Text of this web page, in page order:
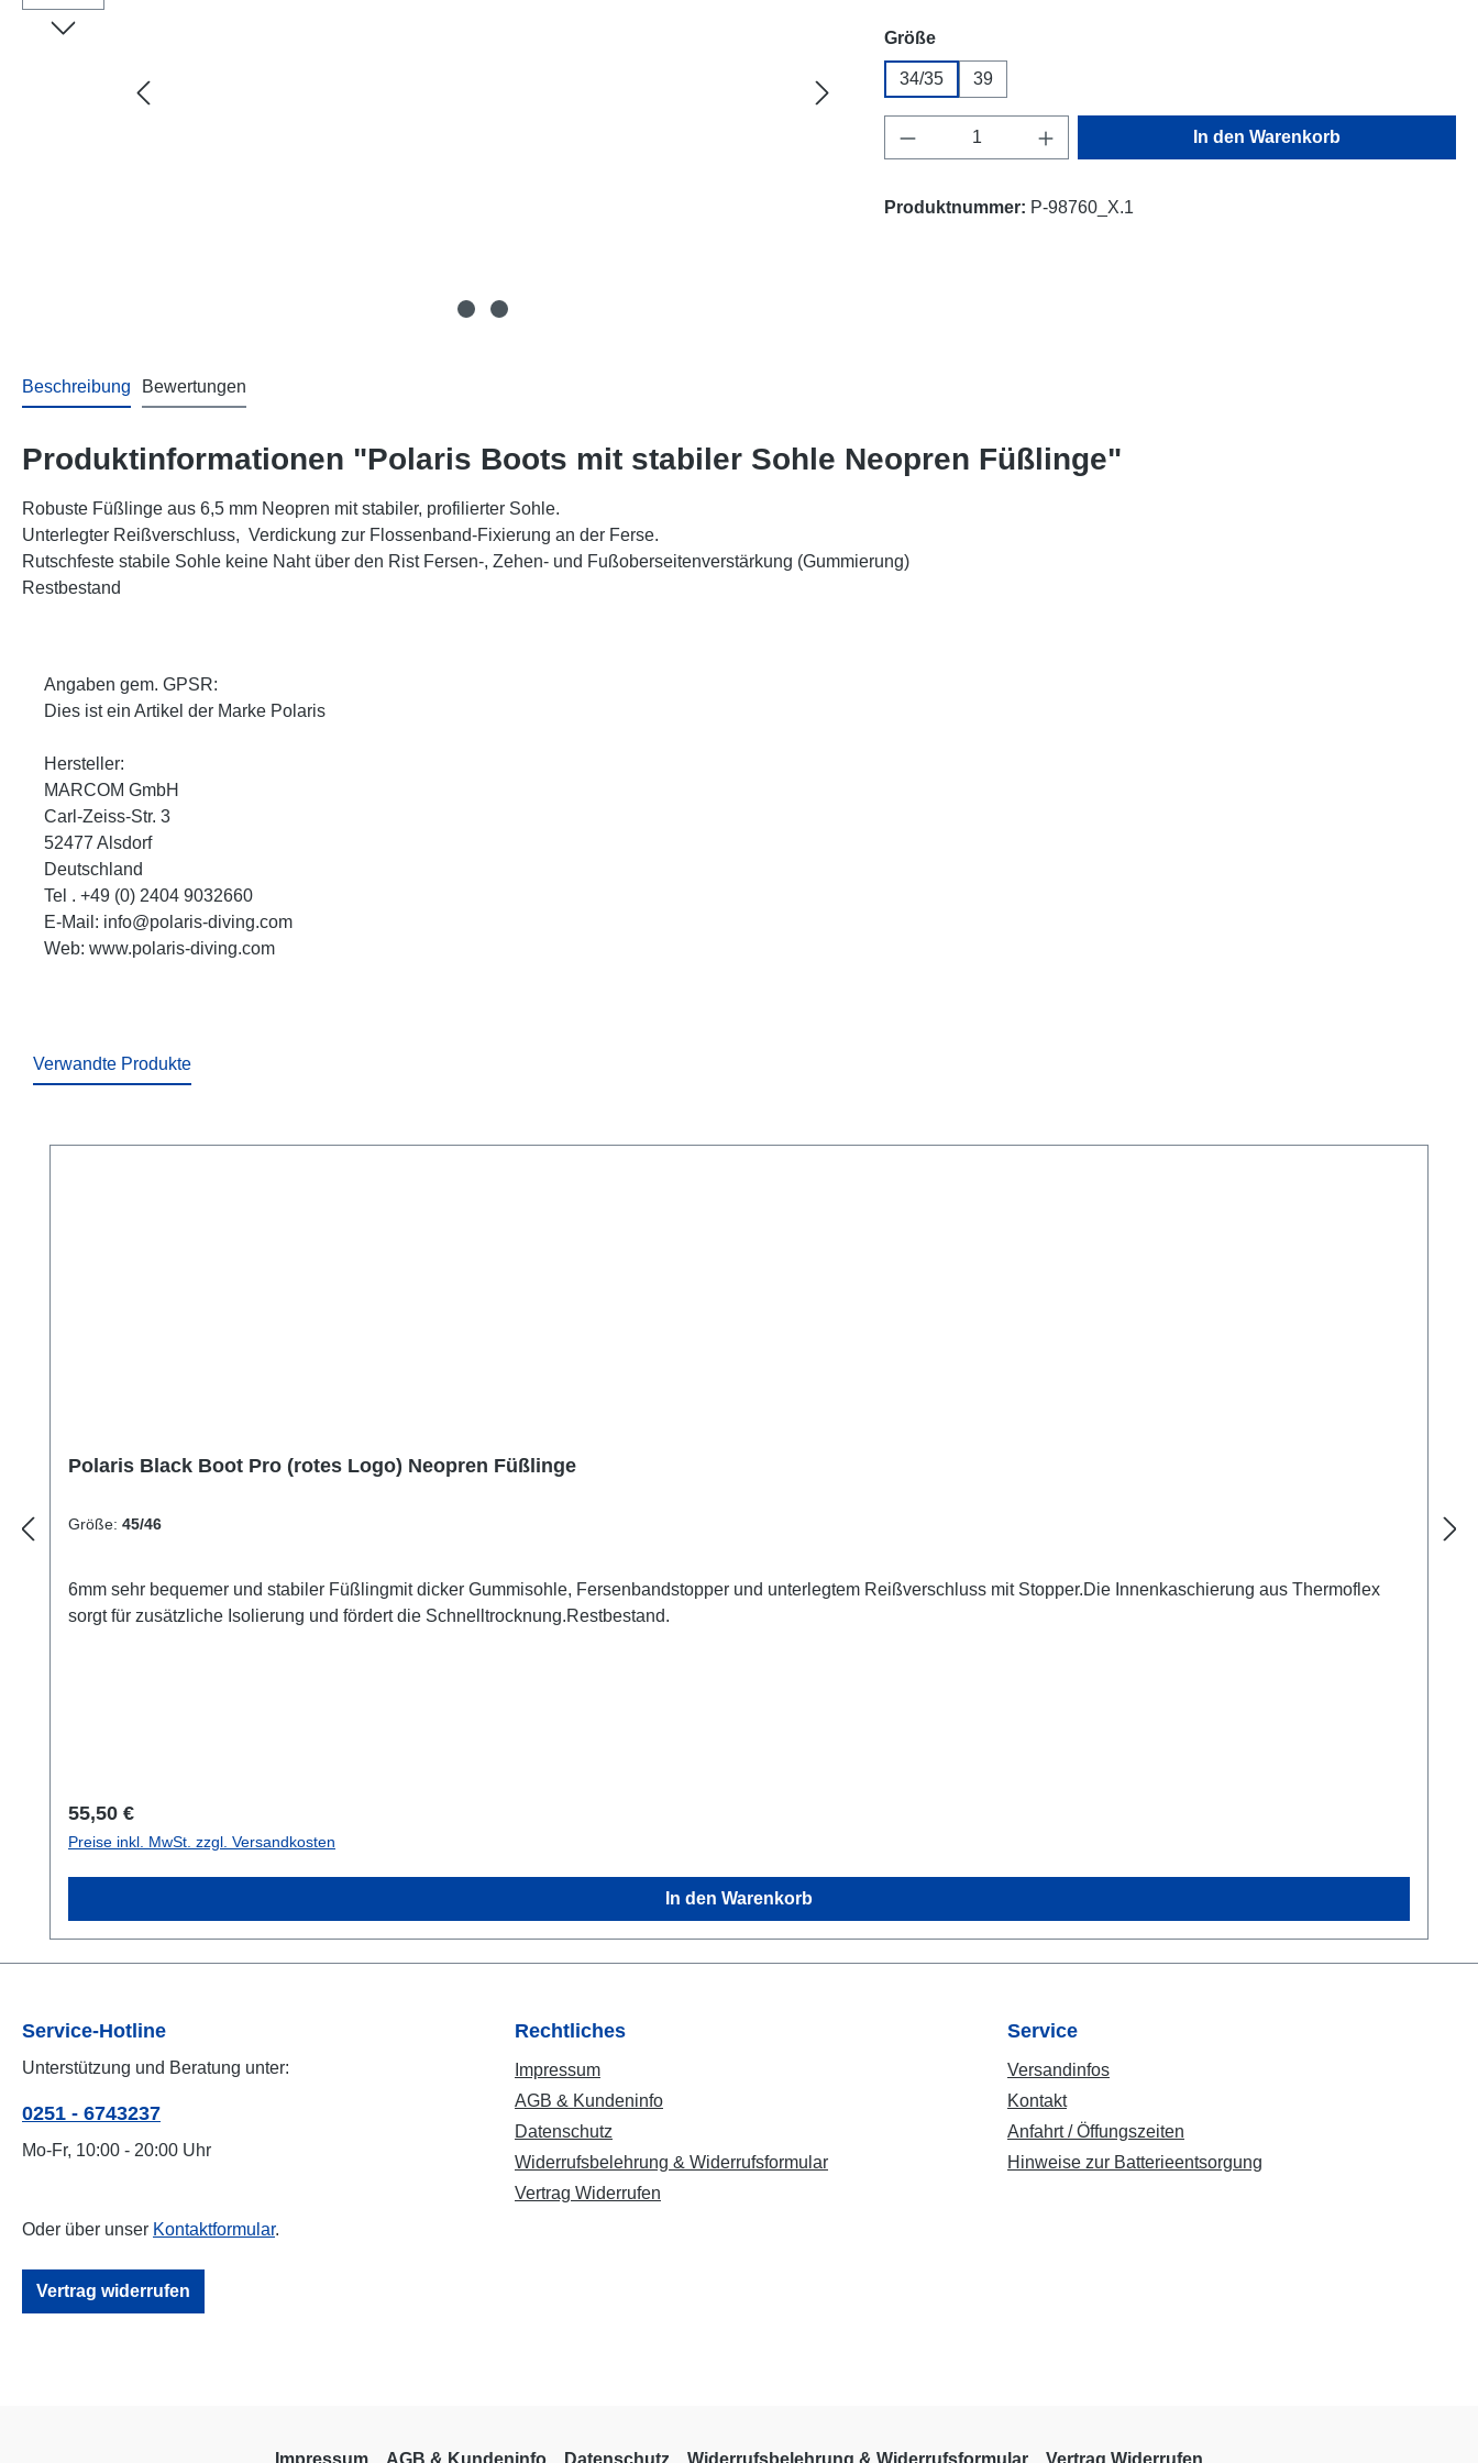
Größeauswählen
34/35 39
Produkt Anzahl: Gib den gewünschten Wert ein
In den Warenkorb
Produktnummer: P-98760_X.1
Beschreibung Bewertungen
Produktinformationen "Polaris Boots mit stabiler Sohle Neopren Füßlinge"
Robuste Füßlinge aus 6,5 mm Neopren mit stabiler, profilierter Sohle.
Unterlegter Reißverschluss, Verdickung zur Flossenband-Fixierung an der Ferse.
Rutschfeste stabile Sohle keine Naht über den Rist Fersen-, Zehen- und Fußoberseitenverstärkung (Gummierung)
Restbestand
Angaben gem. GPSR:
Dies ist ein Artikel der Marke Polaris
Hersteller:
MARCOM GmbH
Carl-Zeiss-Str. 3
52477 Alsdorf
Deutschland
Tel . +49 (0) 2404 9032660
E-Mail: info@polaris-diving.com
Web: www.polaris-diving.com
Verwandte Produkte
Polaris Black Boot Pro (rotes Logo) Neopren Füßlinge
Größe: 45/46
6mm sehr bequemer und stabiler Füßlingmit dicker Gummisohle, Fersenbandstopper und unterlegtem Reißverschluss mit Stopper.Die Innenkaschierung aus Thermoflex
sorgt für zusätzliche Isolierung und fördert die Schnelltrocknung.Restbestand.
Regulärer Preis:
55,50 €
Preise inkl. MwSt. zzgl. Versandkosten
In den Warenkorb
Service-Hotline
Unterstützung und Beratung unter:
0251 - 6743237
Mo-Fr, 10:00 - 20:00 Uhr
Oder über unser Kontaktformular.
Vertrag widerrufen
Rechtliches
Impressum
AGB & Kundeninfo
Datenschutz
Widerrufsbelehrung & Widerrufsformular
Vertrag Widerrufen
Service
Versandinfos
Kontakt
Anfahrt / Öffungszeiten
Hinweise zur Batterieentsorgung
Impressum AGB & Kundeninfo Datenschutz Widerrufsbelehrung & Widerrufsformular Vertrag Widerrufen